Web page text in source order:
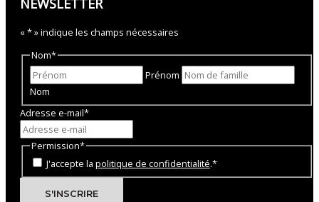
«*» indique les champs nécessaires
Nom*
Prénom
Nom
Adresse e-mail*
Permission*
J'accepte la politique de confidentialité.*